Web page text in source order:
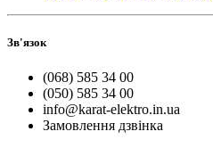
Зв'язок
(068) 585 34 00
(050) 585 34 00
info@karat-elektro.in.ua
Замовлення дзвінка